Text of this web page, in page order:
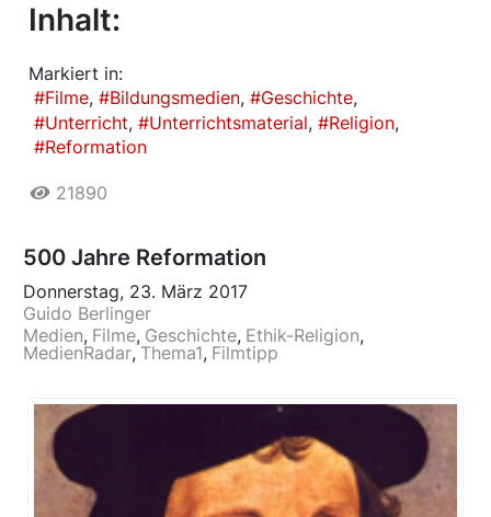
Inhalt:
Markiert in:
Filme
Bildungsmedien
Geschichte
Unterricht
Unterrichtsmaterial
Religion
Reformation
21890
500 Jahre Reformation
Donnerstag, 23. März 2017
Guido Berlinger
Medien Filme Geschichte Ethik-Religion
MedienRadar Thema1 Filmtipp